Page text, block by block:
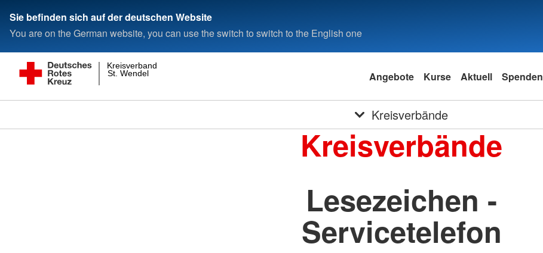
Sie befinden sich auf der deutschen Website
You are on the German website, you can use the switch to switch to the English one
St. Wendel
Kreisverband
Angebote Kurse Aktuell Spenden
Kreisverbände
Kreisverbände
Lesezeichen -
Servicetelefon